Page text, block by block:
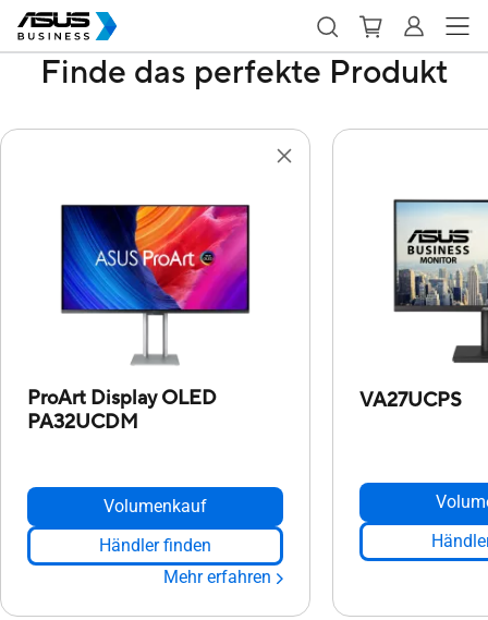
Finde das perfekte Produkt
ProArt Display OLED
PA32UCDM
Volumenkauf
Händler finden
Mehr erfahren
VA27UCPS